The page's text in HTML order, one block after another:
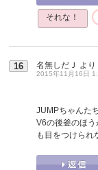
それな！
16 名無しだＪ より
2015年11月16日
JUMPちゃんた
V6の後釜のほ
も目をつけられ